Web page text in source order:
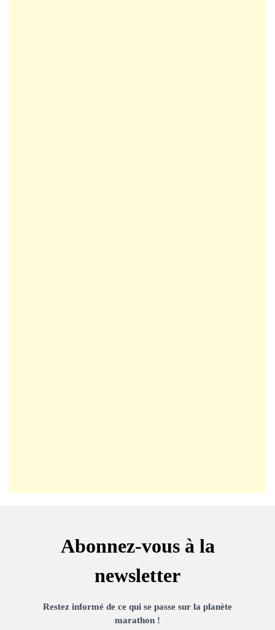
Abonnez-vous à la
newsletter
Restez informé de ce qui se passe sur la planète
marathon !